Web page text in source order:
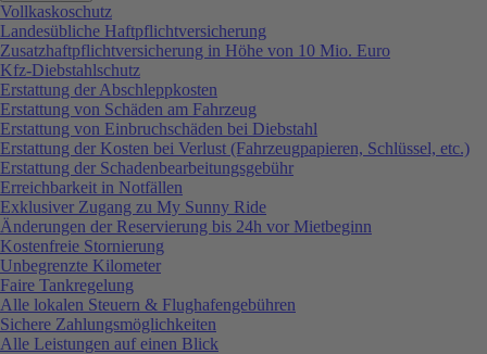
Vollkaskoschutz
Landesübliche Haftpflichtversicherung
Zusatzhaftpflichtversicherung in Höhe von 10 Mio. Euro
Kfz-Diebstahlschutz
Erstattung der Abschleppkosten
Erstattung von Schäden am Fahrzeug
Erstattung von Einbruchschäden bei Diebstahl
Erstattung der Kosten bei Verlust (Fahrzeugpapieren, Schlüssel, etc.)
Erstattung der Schadenbearbeitungsgebühr
Erreichbarkeit in Notfällen
Exklusiver Zugang zu My Sunny Ride
Änderungen der Reservierung bis 24h vor Mietbeginn
Kostenfreie Stornierung
Unbegrenzte Kilometer
Faire Tankregelung
Alle lokalen Steuern & Flughafengebühren
Sichere Zahlungsmöglichkeiten
Alle Leistungen auf einen Blick